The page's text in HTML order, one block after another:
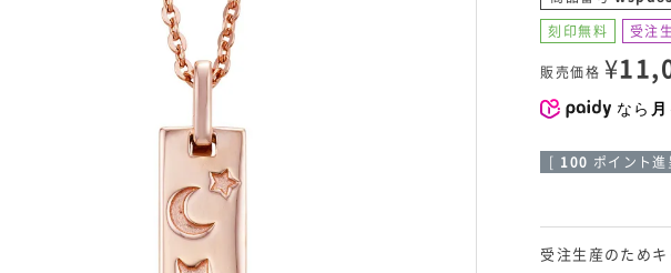
刻印無料 受注
販売価格 ¥
なら
[ 100 ポイント進
受注生産のため